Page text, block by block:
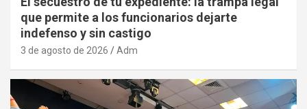
que permite a los funcionarios dejarte
indefenso y sin castigo
3 de agosto de 2026 Adm